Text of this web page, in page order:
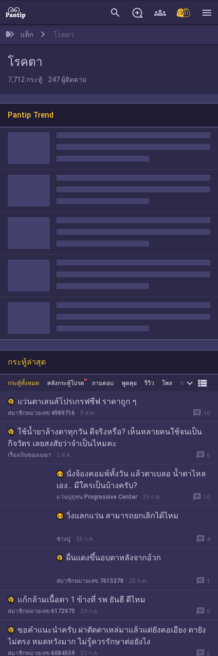
search menu
แท็ก โรคตา
โรคตา
7,712 กระทู้ 247 ผู้ติดตาม
Pantip Trend
กระทู้ล่าสุด
กระทู้ทั้งหมด คลังกระทู้โปรด ถามตอบ พูดคุย รีวิว โพล ข่าว ซื้อขาย
 
แว่นตาเลนส์โปรเกรฟซีฟ ราคาถูก ๆ
สมาชิกหมายเลข 4989716 5 ส.ค. message 10
ใช้น้ำยาล้างตาทุกวัน ดีจริงหรือ? เห็นหลายคนใช้จนเป็น
กิจวัตร เลยสงสัยว่าจำเป็นไหมคะ
เรื่องเงินของเมษา 2 ส.ค. message 6
นั่งจ้องคอมพ์ทั้งวัน แล้วตาเบลอ น้ำตาไหล
เอง... มีใครเป็นบ้างครับ?
แว่นปุถุชน Progressive Center 29 ก.ค. message 10
วิ่งแลกแว่น สามารถยกเลิกได้ไหม
ช่างปู 26 ก.ค. message 4
ผื่นแดงขึ้นอบตาหลังจากอ้วก
สมาชิกหมายเลข 7615378 25 ก.ค. message 1
แก้กล้ามเนื้อตา 1 ข้างที่ รพ ยันฮี ดีไหม
สมาชิกหมายเลข 6172975 24 ก.ค. message 0
ขอคำแนะนำครับ ผ่าตัดตาเหล่มาแล้วแต่ยังคอเอียง ตายัง
ไม่ตรง หมดหวังมาก ไม่รู้ควรรักษาต่อยังไง
สมาชิกหมายเลข 6084559 23 ก.ค. message 6